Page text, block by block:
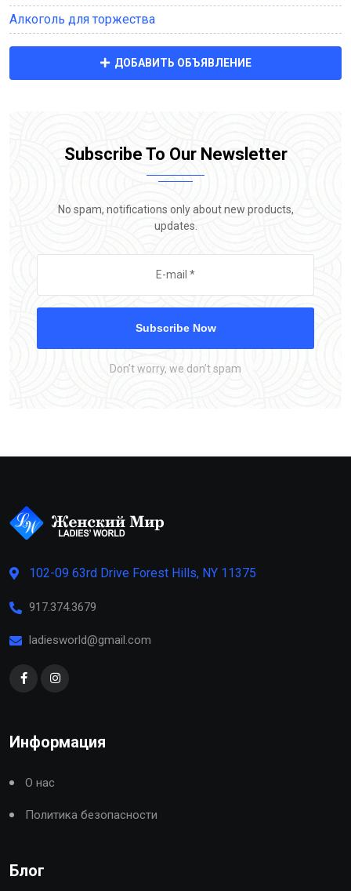
Алкоголь для торжества
ДОБАВИТЬ ОБЪЯВЛЕНИЕ
Subscribe To Our Newsletter
No spam, notifications only about new products,
updates.
Subscribe Now
Don’t worry, we don’t spam
102-09 63rd Drive Forest Hills, NY 11375
917.374.3679
ladiesworld@gmail.com
Информация
О нас
Политика безопасности
Блог